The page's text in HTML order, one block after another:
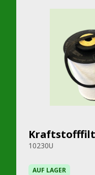
10230U
AUF LAGER